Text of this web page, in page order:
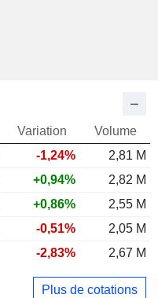
Variation
Volume
-1,24%
2,81 M
+0,94%
2,82 M
+0,86%
2,55 M
-0,51%
2,05 M
-2,83% 2,67 M
Plus de cotations